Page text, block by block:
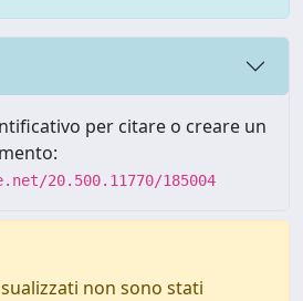
per citare o creare un
20.500.11770/185004
non sono stati